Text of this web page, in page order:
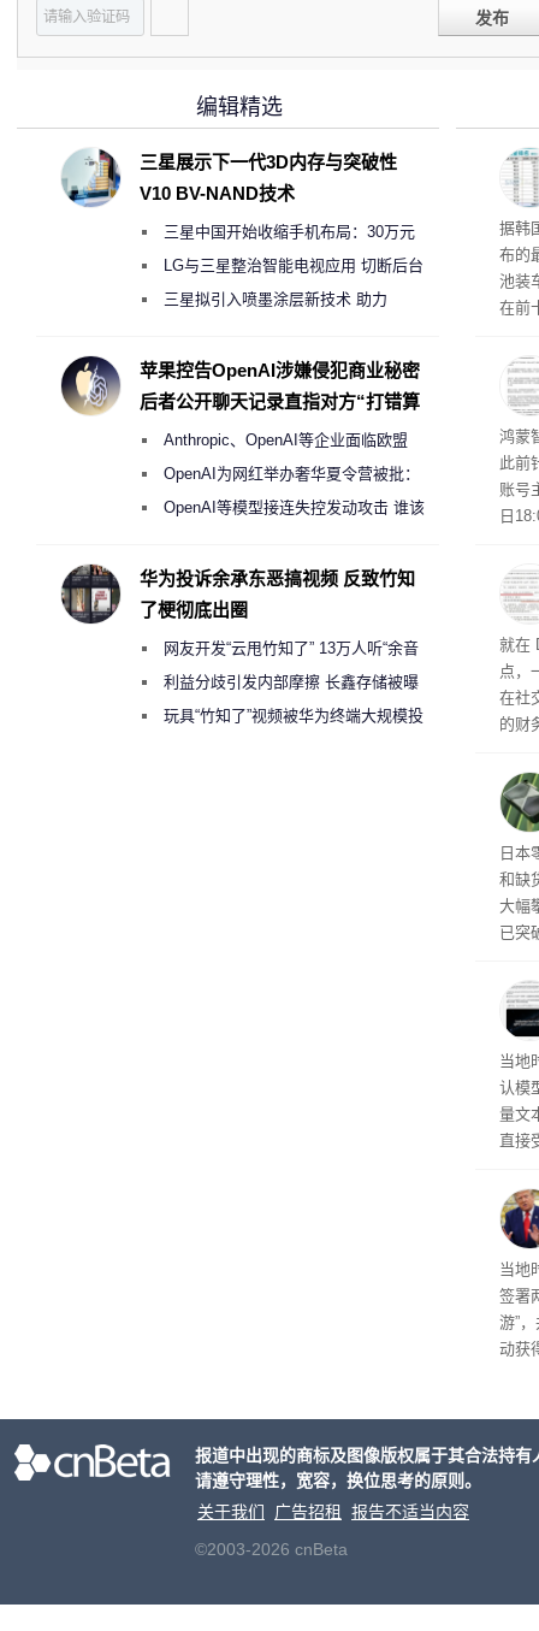
发布
据韩
布的
池装
在前
前
席
竞
鸿蒙
此前
账号
日
的
已不
尚
就在
点，
在社
的财
件，
舰型
文
到 1/
价
日本
和缺
大幅
已突
涨
0 Ti
节
的顾
当地
认模
量文
直接
幅较
育
当地
签署
游”
动获
编辑精选
三星展示下一代3D内存与突破性
V10 BV-NAND技术
三星中国开始收缩手机布局：30万元
月销售额不达标门店 将被逐步清退
LG与三星整治智能电视应用 切断后台
偷偷共享带宽的违规行为
三星拟引入喷墨涂层新技术 助力
度
苹果控告OpenAI涉嫌侵犯商业秘密
后者公开聊天记录直指对方“打错算
Anthropic、OpenAI等企业面临欧盟
《人工智能法案》全新执法权限审查
OpenAI为网红举办奢华夏令营被批：
2000美元一晚 遭讽“反乌托邦”
OpenAI等模型接连失控发动攻击 谁该
华为投诉余承东恶搞视频 反致竹知
了梗彻底出圈
网友开发“云甩竹知了” 13万人听“余音
绕梁”利益分歧引发内部摩擦 长鑫存储被曝
曾将华为驻场工程师驱逐出研发基地
玩具“竹知了”视频被华为终端大规模投
报道中出现的商标及图像版权属于其合法持
请遵守理性，宽容，换位思考的原则。
关于我们
广告招租
报告不适当内容
©2003-2026 cnBeta